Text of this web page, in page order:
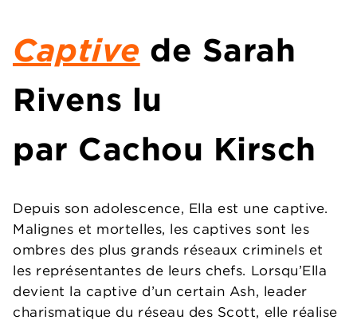
Captive de Sarah
Rivens lu
par Cachou Kirsch
Depuis son adolescence, Ella est une captive.
Malignes et mortelles, les captives sont les
ombres des plus grands réseaux criminels et
les représentantes de leurs chefs. Lorsqu’Ella
devient la captive d’un certain Ash, leader
charismatique du réseau des Scott, elle réalise